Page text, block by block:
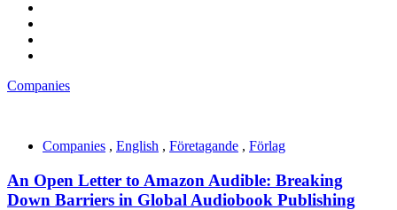
Companies
Companies , English , Företagande , Förlag
An Open Letter to Amazon Audible: Breaking
Down Barriers in Global Audiobook Publishing